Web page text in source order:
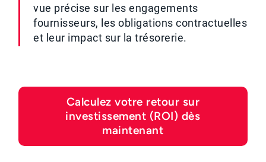
vue précise sur les engagements
fournisseurs, les obligations contractuelles
et leur impact sur la trésorerie.
Calculez votre retour sur
investissement (ROI) dès
maintenant